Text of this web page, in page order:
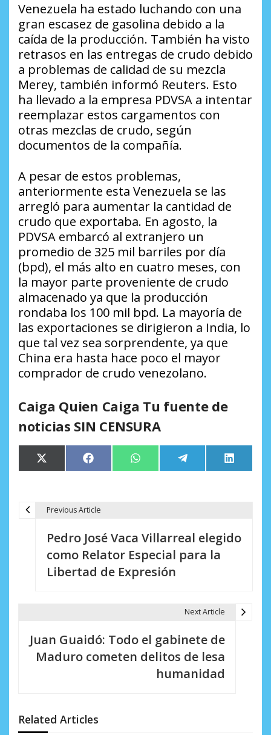
Venezuela ha estado luchando con una
gran escasez de gasolina debido a la
caída de la producción. También ha visto
retrasos en las entregas de crudo debido
a problemas de calidad de su mezcla
Merey, también informó Reuters. Esto
ha llevado a la empresa PDVSA a intentar
reemplazar estos cargamentos con
otras mezclas de crudo, según
documentos de la compañía.
A pesar de estos problemas,
anteriormente esta Venezuela se las
arregló para aumentar la cantidad de
crudo que exportaba. En agosto, la
PDVSA embarcó al extranjero un
promedio de 325 mil barriles por día
(bpd), el más alto en cuatro meses, con
la mayor parte proveniente de crudo
almacenado ya que la producción
rondaba los 100 mil bpd. La mayoría de
las exportaciones se dirigieron a India, lo
que tal vez sea sorprendente, ya que
China era hasta hace poco el mayor
comprador de crudo venezolano.
Caiga Quien Caiga Tu fuente de
noticias SIN CENSURA
Compartir
en
X
(Twitter)
Compartir
en
Facebook Compartir
en
WhatsApp Compartir
en
Telegram
en
LinkedIn
n
Previous Article
Pedro José Vaca Villarreal elegido
como Relator Especial para la
Libertad de Expresión
Next Article
Juan Guaidó: Todo el gabinete de
Maduro cometen delitos de lesa
humanidad
Related Articles